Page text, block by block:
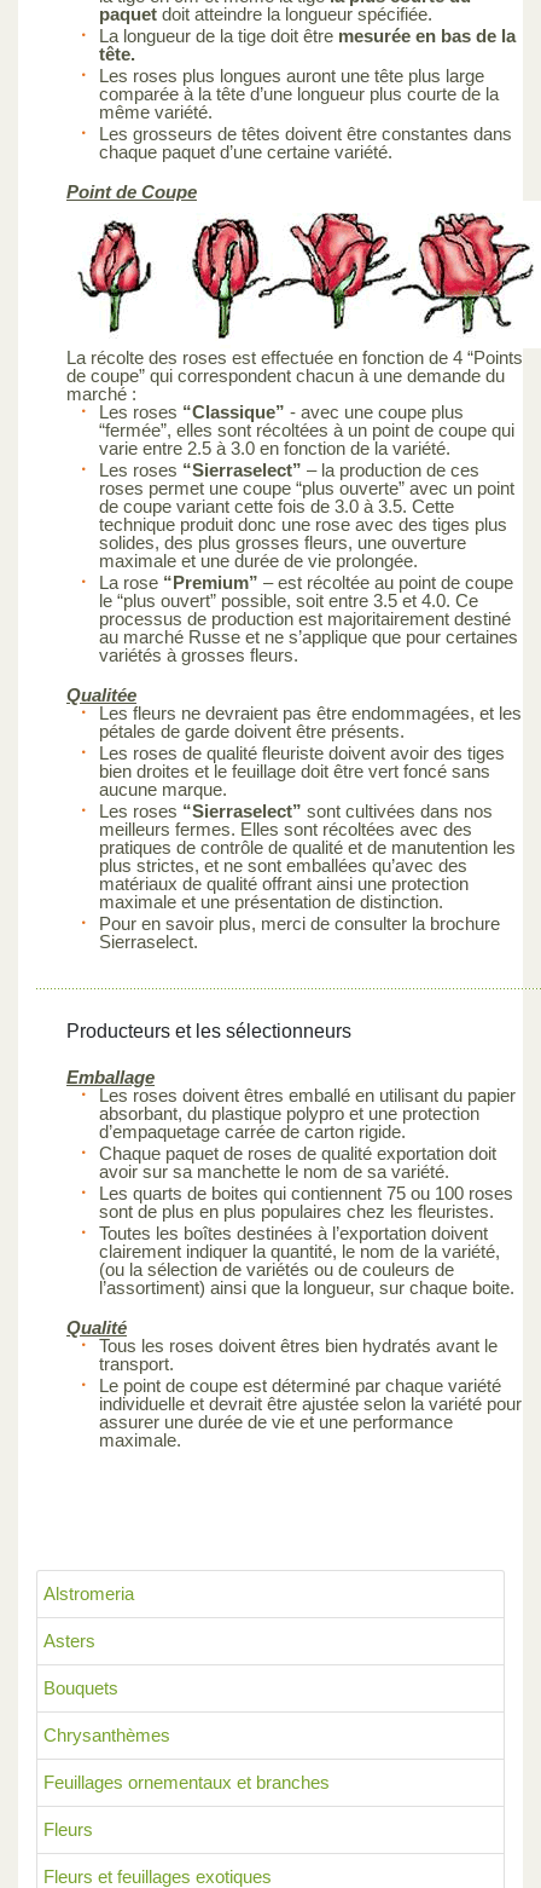
Alstromeria
Asters
Bouquets
Chrysanthèmes
Feuillages ornementaux et branches
Fleurs
Fleurs et feuillages exotiques
paquet doit atteindre la longueur spécifiée.
La longueur de la tige doit être mesurée en bas de la
tête.
Les roses plus longues auront une tête plus large
comparée à la tête d’une longueur plus courte de la
même variété.
Les grosseurs de têtes doivent être constantes dans
chaque paquet d’une certaine variété.
Point de Coupe
La récolte des roses est effectuée en fonction de 4 “Points
de coupe” qui correspondent chacun à une demande du
marché :
Les roses “Classique” - avec une coupe plus
“fermée”, elles sont récoltées à un point de coupe qui
varie entre 2.5 à 3.0 en fonction de la variété.
Les roses “Sierraselect” – la production de ces
roses permet une coupe “plus ouverte” avec un point
de coupe variant cette fois de 3.0 à 3.5. Cette
technique produit donc une rose avec des tiges plus
solides, des plus grosses fleurs, une ouverture
maximale et une durée de vie prolongée.
La rose “Premium” – est récoltée au point de coupe
le “plus ouvert” possible, soit entre 3.5 et 4.0. Ce
processus de production est majoritairement destiné
au marché Russe et ne s’applique que pour certaines
variétés à grosses fleurs.
Qualitée
Les fleurs ne devraient pas être endommagées, et les
pétales de garde doivent être présents.
Les roses de qualité fleuriste doivent avoir des tiges
bien droites et le feuillage doit être vert foncé sans
aucune marque.
Les roses “Sierraselect” sont cultivées dans nos
meilleurs fermes. Elles sont récoltées avec des
pratiques de contrôle de qualité et de manutention les
plus strictes, et ne sont emballées qu’avec des
matériaux de qualité offrant ainsi une protection
maximale et une présentation de distinction.
Pour en savoir plus, merci de consulter la brochure
Sierraselect.
Producteurs et les sélectionneurs
Emballage
Les roses doivent êtres emballé en utilisant du papier
absorbant, du plastique polypro et une protection
d’empaquetage carrée de carton rigide.
Chaque paquet de roses de qualité exportation doit
avoir sur sa manchette le nom de sa variété.
Les quarts de boites qui contiennent 75 ou 100 roses
sont de plus en plus populaires chez les fleuristes.
Toutes les boîtes destinées à l’exportation doivent
clairement indiquer la quantité, le nom de la variété,
(ou la sélection de variétés ou de couleurs de
l’assortiment) ainsi que la longueur, sur chaque boite.
Qualité
Tous les roses doivent êtres bien hydratés avant le
transport.
Le point de coupe est déterminé par chaque variété
individuelle et devrait être ajustée selon la variété pour
assurer une durée de vie et une performance
maximale.